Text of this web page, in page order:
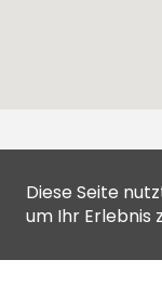
©2026
Diese Seite
um Ihr Erlebnis